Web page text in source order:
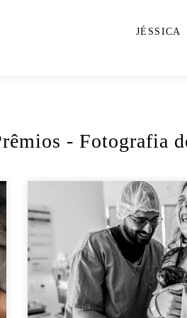
JÉSSICA
- Fotografia